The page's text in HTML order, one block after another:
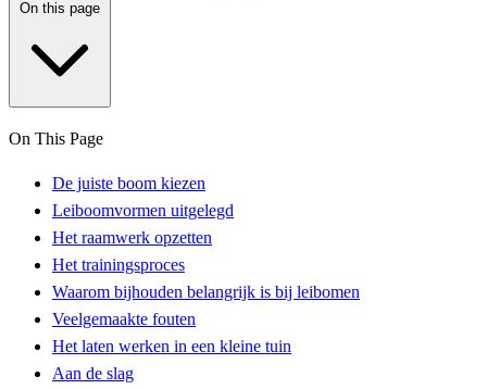
On this page
On This Page
De juiste boom kiezen
Leiboomvormen uitgelegd
Het raamwerk opzetten
Het trainingsproces
Waarom bijhouden belangrijk is bij leibomen
Veelgemaakte fouten
Het laten werken in een kleine tuin
Aan de slag